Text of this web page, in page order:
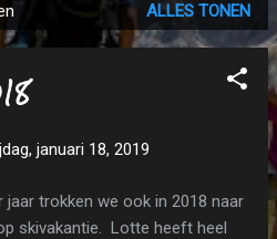
ALLES TONEN
januari 18, 2019
jaar trokken we ook in 2018 naar
skivakantie. Lotte heeft heel